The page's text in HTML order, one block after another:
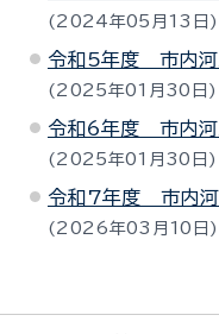
2024年05月13日
令和5年度 市内河
2025年01月30日
令和6年度 市内河
2025年01月30日
令和7年度 市内河
2026年03月10日